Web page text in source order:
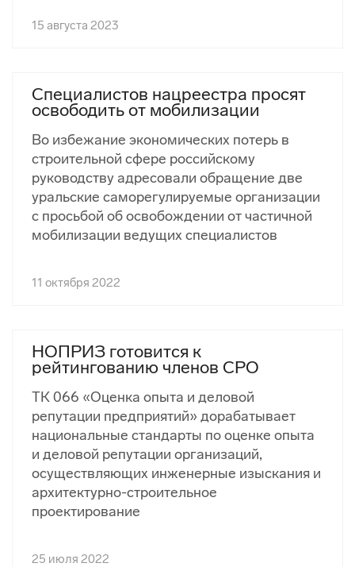
15 августа 2023
11 октября 2022
Специалистов нацреестра просят
освободить от мобилизации
Во избежание экономических потерь в
строительной сфере российскому
руководству адресовали обращение две
уральские саморегулируемые организации
с просьбой об освобождении от частичной
мобилизации ведущих специалистов
25 июля 2022
НОПРИЗ готовится к
рейтингованию членов СРО
ТК 066 «Оценка опыта и деловой
репутации предприятий» дорабатывает
национальные стандарты по оценке опыта
и деловой репутации организаций,
осуществляющих инженерные изыскания и
архитектурно-строительное
проектирование